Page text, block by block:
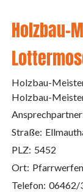
Holzbau-
Holzbau-
Holzbau-
Straße:
PLZ: 5452
Ort: Pfarrwerfen
Telefon: 06462/